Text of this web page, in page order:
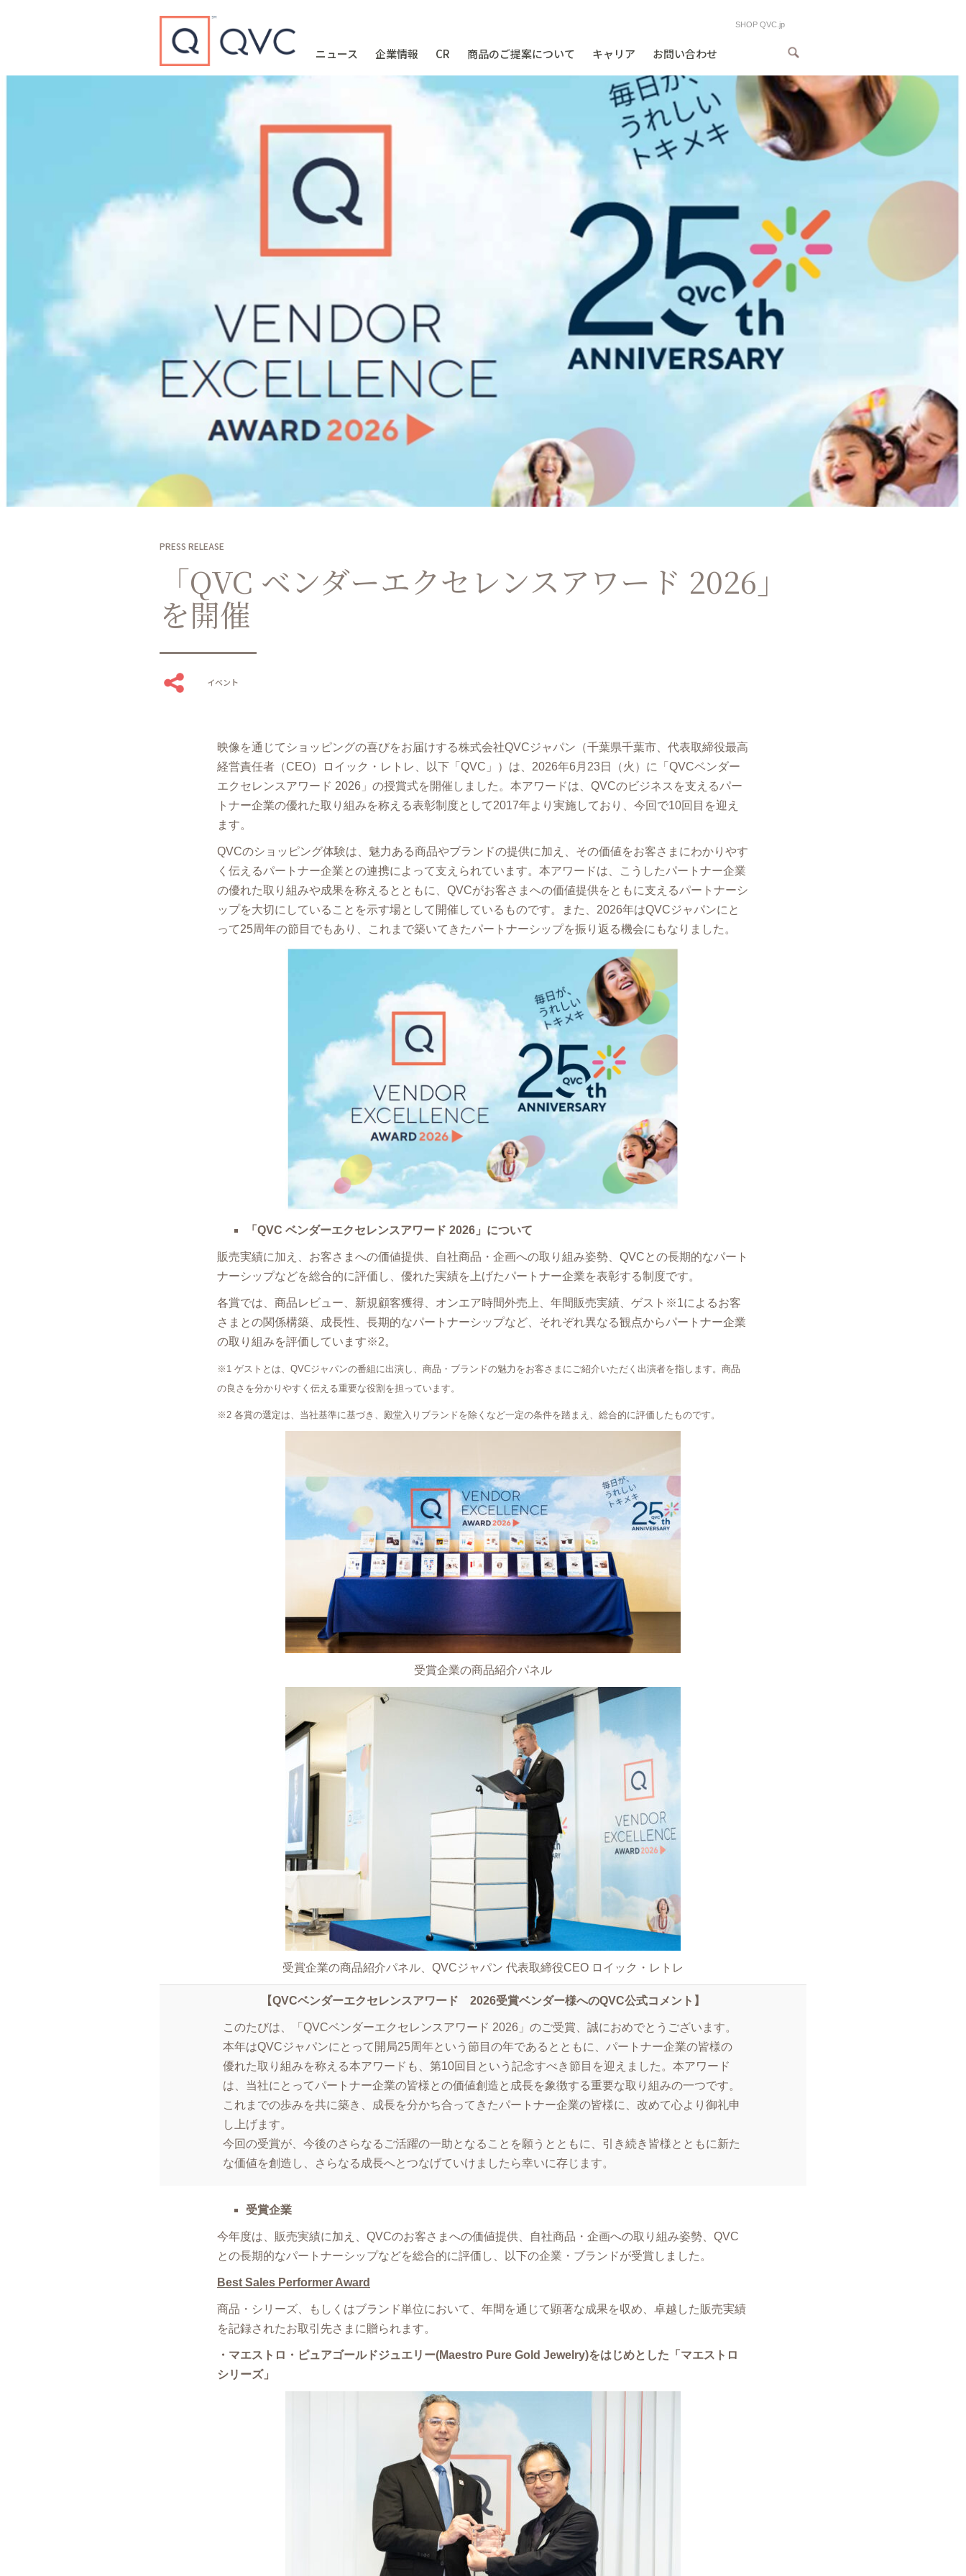
ニュース 企業情報 CR 商品のご提案について キャリア お問い合わせ
SHOP QVC.jp
Type to search
PRESS RELEASE
「QVC ベンダーエクセレンスアワード 2026」
を開催
イベント
映像を通じてショッピングの喜びをお届けする株式会社QVCジャパン（千葉県千葉市、代表取締役最⾼
経営責任者（CEO）ロイック・レトレ、以下「QVC」）は、2026年6月23日（火）に「QVCベンダー
エクセレンスアワード 2026」の授賞式を開催しました。本アワードは、QVCのビジネスを支えるパー
トナー企業の優れた取り組みを称える表彰制度として2017年より実施しており、今回で10回目を迎え
ます。
QVCのショッピング体験は、魅力ある商品やブランドの提供に加え、その価値をお客さまにわかりやす
く伝えるパートナー企業との連携によって支えられています。本アワードは、こうしたパートナー企業
の優れた取り組みや成果を称えるとともに、QVCがお客さまへの価値提供をともに支えるパートナーシ
ップを大切にしていることを示す場として開催しているものです。また、2026年はQVCジャパンにと
って25周年の節目でもあり、これまで築いてきたパートナーシップを振り返る機会にもなりました。
「QVC ベンダーエクセレンスアワード 2026」について
販売実績に加え、お客さまへの価値提供、自社商品・企画への取り組み姿勢、QVCとの長期的なパート
ナーシップなどを総合的に評価し、優れた実績を上げたパートナー企業を表彰する制度です。
各賞では、商品レビュー、新規顧客獲得、オンエア時間外売上、年間販売実績、ゲスト※1によるお客
さまとの関係構築、成長性、長期的なパートナーシップなど、それぞれ異なる観点からパートナー企業
の取り組みを評価しています※2。
※1 ゲストとは、QVCジャパンの番組に出演し、商品・ブランドの魅力をお客さまにご紹介いただく出演者を指します。商品
の良さを分かりやすく伝える重要な役割を担っています。
※2 各賞の選定は、当社基準に基づき、殿堂入りブランドを除くなど一定の条件を踏まえ、総合的に評価したものです。
受賞企業の商品紹介パネル
受賞企業の商品紹介パネル、QVCジャパン 代表取締役CEO ロイック・レトレ
【QVCベンダーエクセレンスアワード 2026受賞ベンダー様へのQVC公式コメント】
このたびは、「QVCベンダーエクセレンスアワード 2026」のご受賞、誠におめでとうございます。
本年はQVCジャパンにとって開局25周年という節目の年であるとともに、パートナー企業の皆様の
優れた取り組みを称える本アワードも、第10回目という記念すべき節目を迎えました。本アワード
は、当社にとってパートナー企業の皆様との価値創造と成長を象徴する重要な取り組みの一つです。
これまでの歩みを共に築き、成長を分かち合ってきたパートナー企業の皆様に、改めて心より御礼申
し上げます。
今回の受賞が、今後のさらなるご活躍の一助となることを願うとともに、引き続き皆様とともに新た
な価値を創造し、さらなる成長へとつなげていけましたら幸いに存じます。
受賞企業
今年度は、販売実績に加え、QVCのお客さまへの価値提供、自社商品・企画への取り組み姿勢、QVC
との長期的なパートナーシップなどを総合的に評価し、以下の企業・ブランドが受賞しました。
Best Sales Performer Award
商品・シリーズ、もしくはブランド単位において、年間を通じて顕著な成果を収め、卓越した販売実績
を記録されたお取引先さまに贈られます。
・マエストロ・ピュアゴールドジュエリー(Maestro Pure Gold Jewelry)をはじめとした「マエストロ
シリーズ」